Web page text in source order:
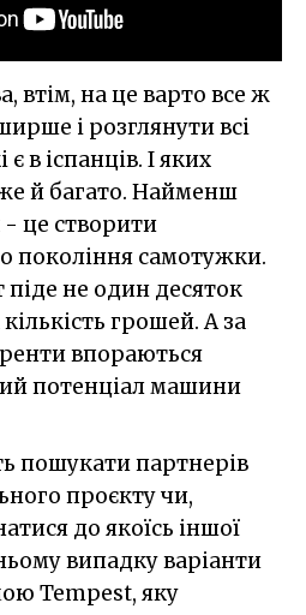
втім, на це варто все ж
і розглянути всі
в іспанців. І яких
й багато. Найменш
- це створити
покоління самотужки.
не один десяток
грошей. А за
впораються
потенціал машини
пошукати партнерів
проєкту чи,
до якоїсь іншої
випадку варіанти
Tempest, яку